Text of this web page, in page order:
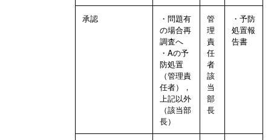
承認
・問題有
の場合再
調査へ
・Aの予
防処置
（管理責
任者），
上記以外
（該当部
長）
管
理
責
任
者
該
当
部
長
・予防
処置報
告書